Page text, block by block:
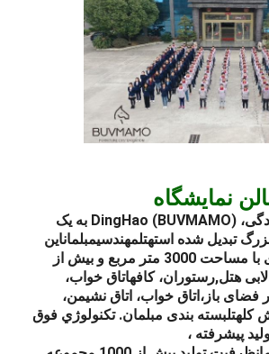
نمایشگاه
بعد از سال ها بارندگی، DingHao (BUVMAMO) به یک
تبدیل شده استهتلمهندسیمبلماناین
گروه با کارخانه ای با مساحت 3000 متر مربع و بیش از
لابی هتل,رستوران، کافهاتاق خواب،
فضای باز، اتاق خواب، اتاق نشیمن،
کلهتلبسته بندی مبلمان. تکنولوژي فوق
پیشرفته ،